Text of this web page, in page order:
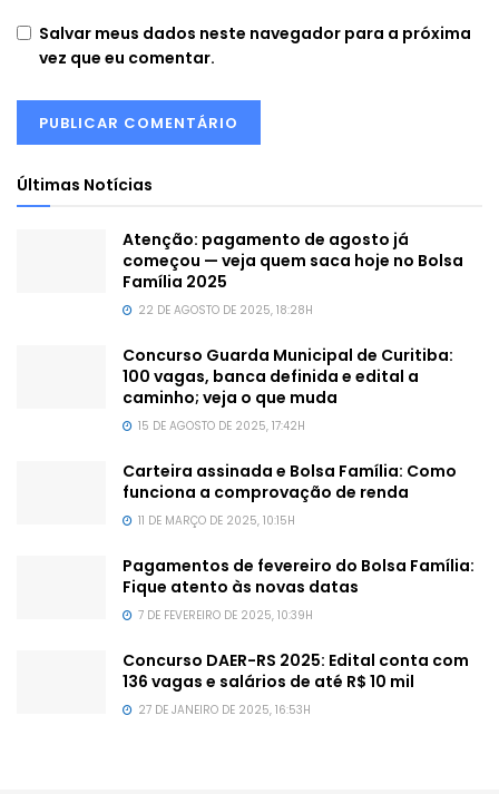
Salvar meus dados neste navegador para a próxima
vez que eu comentar.
Últimas Notícias
Atenção: pagamento de agosto já
começou — veja quem saca hoje no Bolsa
Família 2025
22 DE AGOSTO DE 2025, 18:28H
Concurso Guarda Municipal de Curitiba:
100 vagas, banca definida e edital a
caminho; veja o que muda
15 DE AGOSTO DE 2025, 17:42H
Carteira assinada e Bolsa Família: Como
funciona a comprovação de renda
11 DE MARÇO DE 2025, 10:15H
Pagamentos de fevereiro do Bolsa Família:
Fique atento às novas datas
7 DE FEVEREIRO DE 2025, 10:39H
Concurso DAER-RS 2025: Edital conta com
136 vagas e salários de até R$ 10 mil
27 DE JANEIRO DE 2025, 16:53H